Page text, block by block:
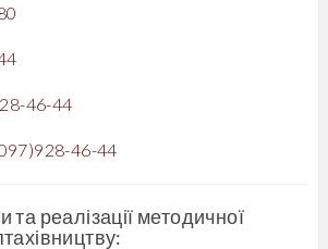
46-44
46-44
та реалізації методичної